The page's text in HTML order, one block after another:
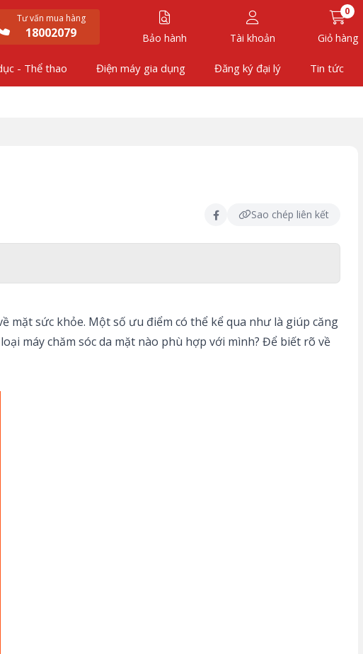
Tư vấn mua hàng
18002079 Bảo hành Tài khoản
0
Giỏ hàng
- Thể thao Điện máy gia dụng Đăng ký đại lý Tin tức
Sao chép liên kết
mặt sức khỏe. Một số ưu điểm có thể kể qua như là giúp căng
máy chăm sóc da mặt nào phù hợp với mình? Để biết rõ về